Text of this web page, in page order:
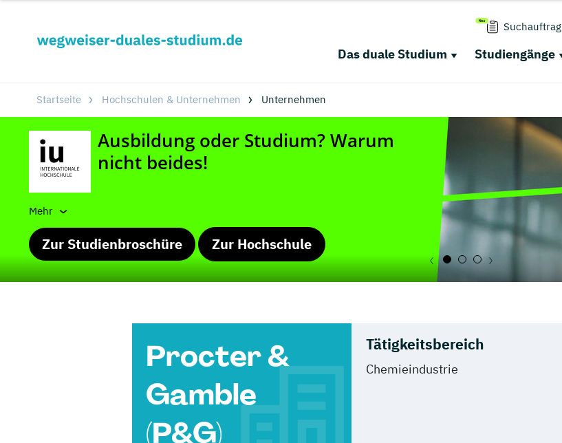
Suchauftrag
Das duale Studium Studiengänge
Startseite Hochschulen & Unternehmen Unternehmen
Mehr
Zur Studienbroschüre Zur Hochschule
Procter &
Gamble
(P&G)
Tätigkeitsbereich
Chemieindustrie